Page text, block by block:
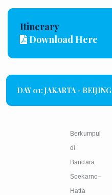
Itinerary
Download Here
DAY 01: JAKARTA - BEIJING
Berkumpul
di
Bandara
Soekarno–
Hatta